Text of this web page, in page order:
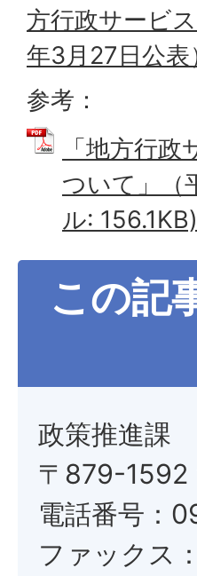
方行政サービ
年3月27日公表
参考：
「地方行
ついて」（
ル: 156.1KB)
この記
政策推進課
〒879-1592
電話番号：
ファックス